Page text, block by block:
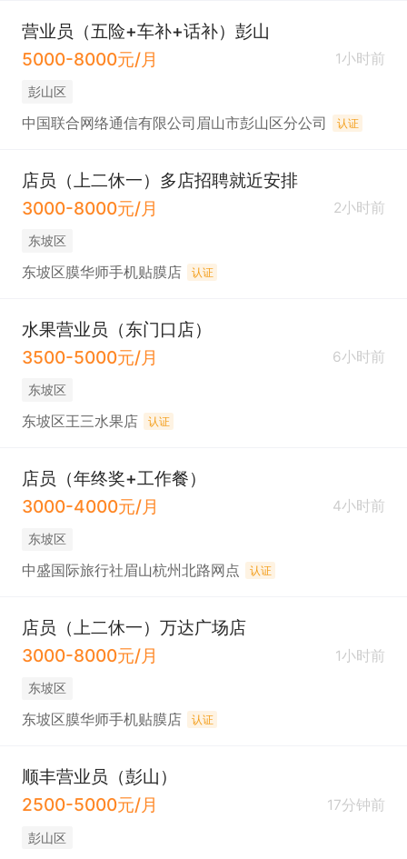
营业员（五险+车补+话补）彭山
5000-8000元/月
1小时前
彭山区
中国联合网络通信有限公司眉山市彭山区分公司 认证
店员（上二休一）多店招聘就近安排
3000-8000元/月
2小时前
东坡区
东坡区膜华师手机贴膜店 认证
水果营业员（东门口店）
3500-5000元/月
6小时前
东坡区
东坡区王三水果店 认证
店员（年终奖+工作餐）
3000-4000元/月
4小时前
东坡区
中盛国际旅行社眉山杭州北路网点 认证
店员（上二休一）万达广场店
3000-8000元/月
1小时前
东坡区
东坡区膜华师手机贴膜店 认证
顺丰营业员（彭山）
2500-5000元/月
17分钟前
彭山区